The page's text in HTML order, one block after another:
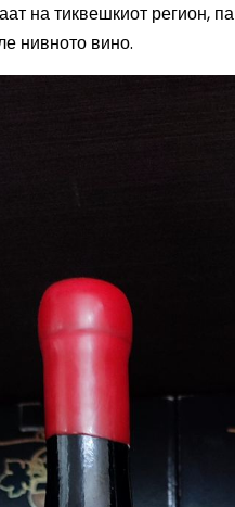
на тиквешкиот регион,
нивното вино.